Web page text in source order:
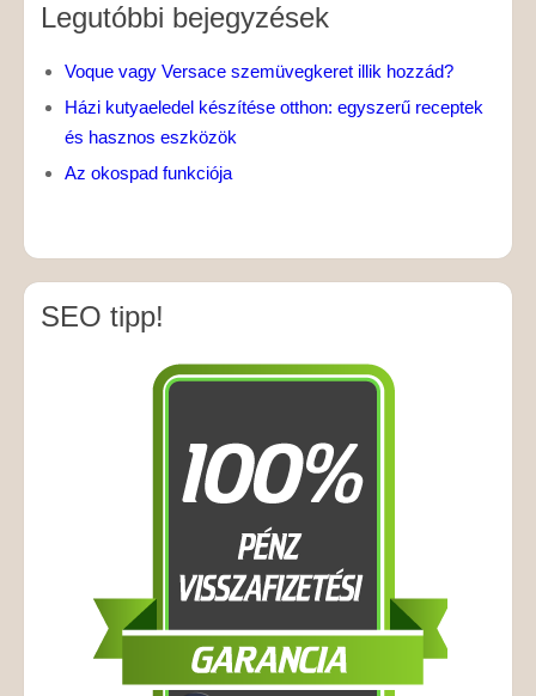
Legutóbbi bejegyzések
Voque vagy Versace szemüvegkeret illik hozzád?
Házi kutyaeledel készítése otthon: egyszerű receptek
és hasznos eszközök
Az okospad funkciója
SEO tipp!